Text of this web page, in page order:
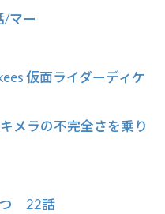
/マー
仮面ライダーディケ
メラの不完全さを乗り
つ 22話